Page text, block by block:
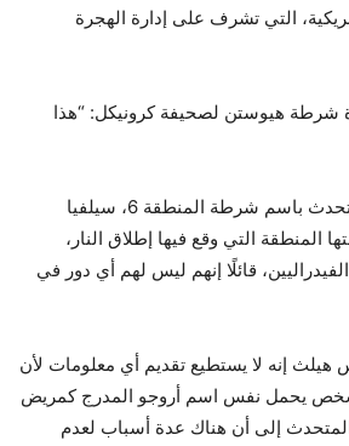
التي تشرف على إدارة الهجرة
شرطة هيوستن لصحيفة كرونيكل: “هذا
أحال ترافيس موتل، المتحدث باسم شرطة المنطقة 6، سيلفيا
المنطقة التي وقع فيها إطلاق النار،
قائلًا إنهم ليس لهم أي دور في
إنه لا يستطيع تقديم أي معلومات لأن
يحمل نفس اسم أروجو المدرج كمريض
إلى أن هناك عدة أسباب لعدم